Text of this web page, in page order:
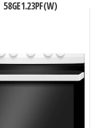
58GE1.23PF(W)